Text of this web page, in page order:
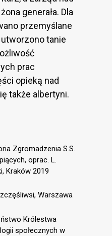
generała. Dla
przemyślane
tanie
prac
opieką nad
także albertyni.
Zgromadzenia S.S.
oprac. L.
Kraków 2019
Warszawa
Królestwa
społecznych w